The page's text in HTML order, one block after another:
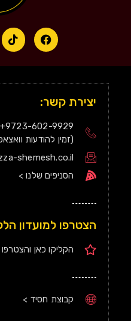
יצירת קשר:
9723-602-9929+
(זמין להודעות
shemesh.co.il
הסניפים שלנו >
הצטרפו למועדון
הקליקו כאן
קבוצת חסיד >